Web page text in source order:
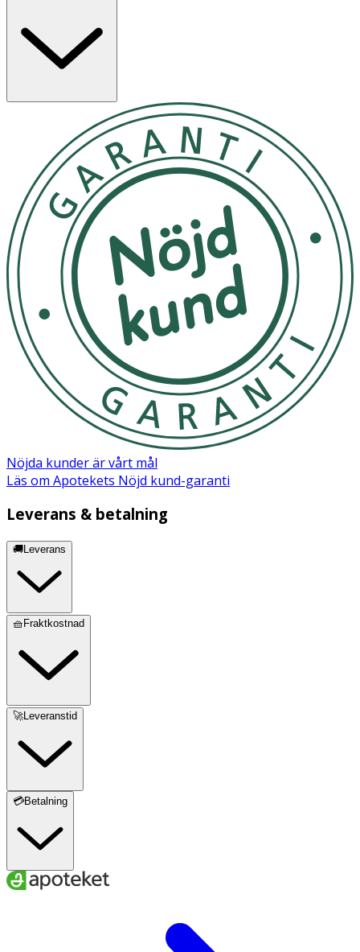
- Fäst klistermärket på din cykel, barnvagn eller dylikt
som har en slät yta.
synligheten.
- Rengör ytan den ska fästas på innan applicering.
Förvaring
Förvara i ren och torr miljö och utsätt inte för direkt
solljus.
Nöjda kunder är vårt mål
Läs om Apotekets Nöjd kund-garanti
Leverans & betalning
🚚Leverans
🧺Fraktkostnad
🚀Leveranstid
💳Betalning